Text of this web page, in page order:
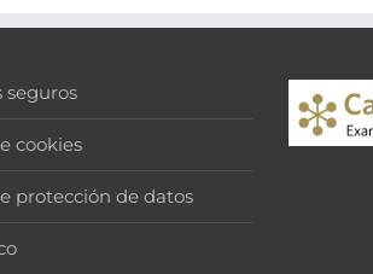
seguros
cookies
protección de datos